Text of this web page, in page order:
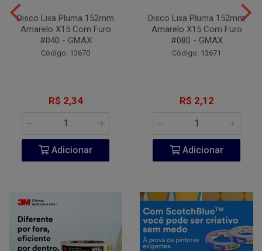
Disco Lixa Pluma 152mm
Amarelo X15 Com Furo
#040 - GMAX
Código: 13670
R$ 2,34
Adicionar
Disco Lixa Pluma 152mm
Amarelo X15 Com Furo
#080 - GMAX
Código: 13671
R$ 2,12
Adicionar